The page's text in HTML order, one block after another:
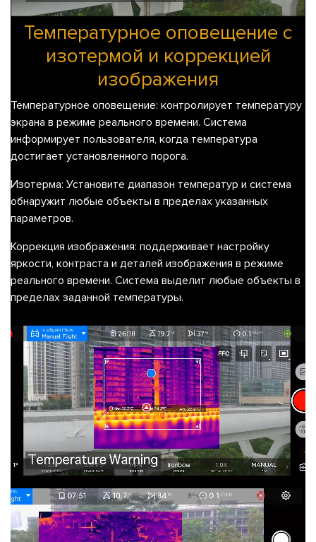
Температурное оповещение с
изотермой и коррекцией
изображения
Температурное оповещение: контролирует температуру
экрана в режиме реального времени. Система
информирует пользователя, когда температура
достигает установленного порога.
Изотерма: Установите диапазон температур и система
обнаружит любые объекты в пределах указанных
параметров.
Коррекция изображения: поддерживает настройку
яркости, контраста и деталей изображения в режиме
реального времени. Система выделит любые объекты в
пределах заданной температуры.